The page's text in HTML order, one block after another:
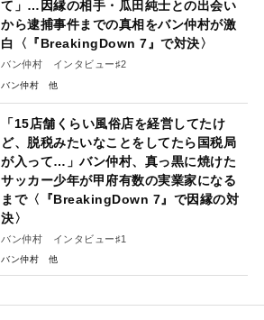
て」…因縁の相手・瓜田純士との出会い
から逮捕事件までの真相をバン仲村が激
白〈『BreakingDown 7』で対決〉
バン仲村 インタビュー♯2
バン仲村
「15店舗くらい風俗店を経営してたけ
ど、脱税みたいなことをしてたら国税局
が入って…」バン仲村、真っ黒に焼けた
サッカー少年が甲府有数の実業家になる
まで〈『BreakingDown 7』で因縁の対
決〉
バン仲村 インタビュー♯1
バン仲村